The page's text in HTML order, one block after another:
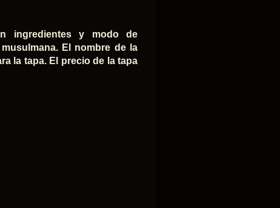
ingredientes y modo de
El nombre de la
la tapa. El precio de la tapa